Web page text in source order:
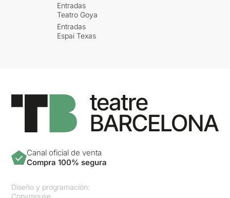
Entradas
Teatro Goya
Entradas
Espai Texas
Canal oficial de venta
Compra 100% segura
Diseño y programación:
Copymouse